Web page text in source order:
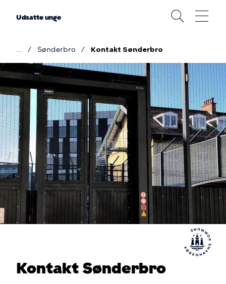
Udsatte unge
Brødkrumme
Sønderbro Kontakt Sønderbro
Kontakt Sønderbro